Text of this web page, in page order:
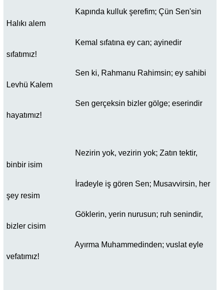
Kapında kulluk şerefim; Çün Sen'sin
Halıkı alem
Kemal sıfatına ey can; ayinedir
sıfatımız!
Sen ki, Rahmanu Rahimsin; ey sahibi
Levhü Kalem
Sen gerçeksin bizler gölge; eserindir
hayatımız!
Nezirin yok, vezirin yok; Zatın tektir,
binbir isim
İradeyle iş gören Sen; Musavvirsin, her
şey resim
Göklerin, yerin nurusun; ruh senindir,
bizler cisim
Ayırma Muhammedinden; vuslat eyle
vefatımız!